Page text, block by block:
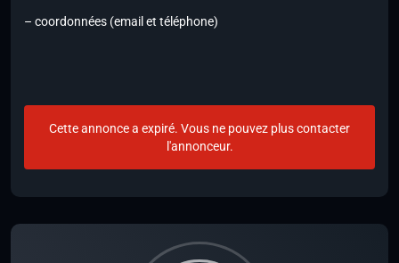
– coordonnées (email et téléphone)
Cette annonce a expiré. Vous ne pouvez plus contacter
l'annonceur.